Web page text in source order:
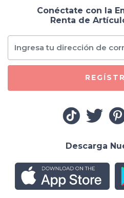
Conéctate con la
Renta de
Descarga